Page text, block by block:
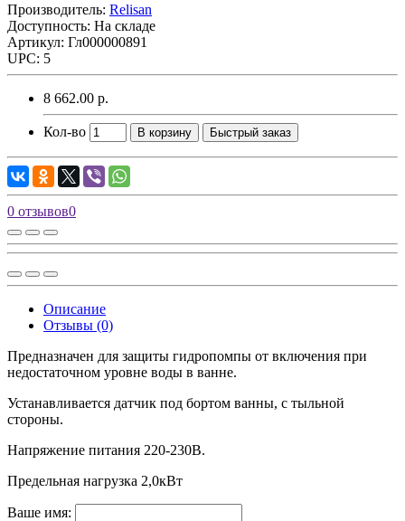
Производитель: Relisan
Доступность: На складе
Артикул: Гл000000891
UPC: 5
8 662.00 р.
Кол-во В корзину Быстрый заказ
0 отзывов0
Описание
Отзывы (0)
Предназначен для защиты гидропомпы от включения при
недостаточном уровне воды в ванне.
Устанавливается датчик под бортом ванны, с тыльной
стороны.
Напряжение питания 220-230В.
Предельная нагрузка 2,0кВт
Ваше имя: